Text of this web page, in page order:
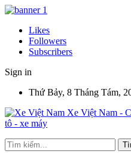
Likes
Followers
Subscribers
Sign in
Thứ Bảy, 8 Tháng Tám,
Xe Việt Nam -
tô - xe máy